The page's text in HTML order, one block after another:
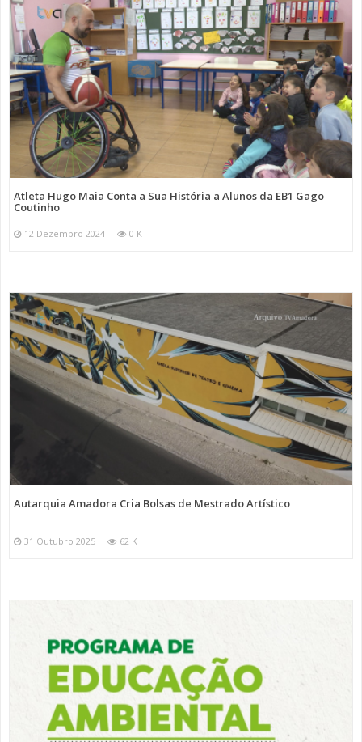
Atleta Hugo Maia Conta a Sua História a Alunos da EB1 Gago
Coutinho
12 Dezembro 2024 0 K
Autarquia Amadora Cria Bolsas de Mestrado Artístico
31 Outubro 2025 62 K